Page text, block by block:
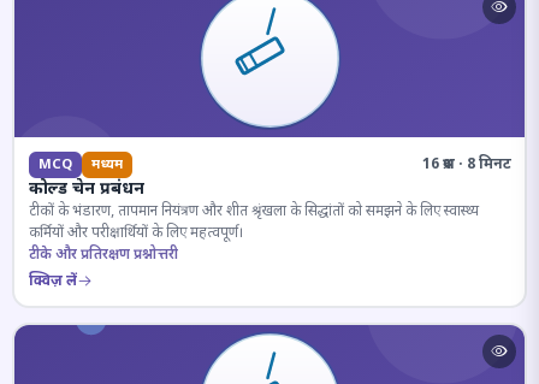
MCQ मध्यम 16 प्रश्न · 8 मिनट
कोल्ड चेन प्रबंधन
टीकों के भंडारण, तापमान नियंत्रण और शीत श्रृंखला के सिद्धांतों को समझने के लिए स्वास्थ्य
कर्मियों और परीक्षार्थियों के लिए महत्वपूर्ण।
टीके और प्रतिरक्षण प्रश्नोत्तरी
क्विज़ लें